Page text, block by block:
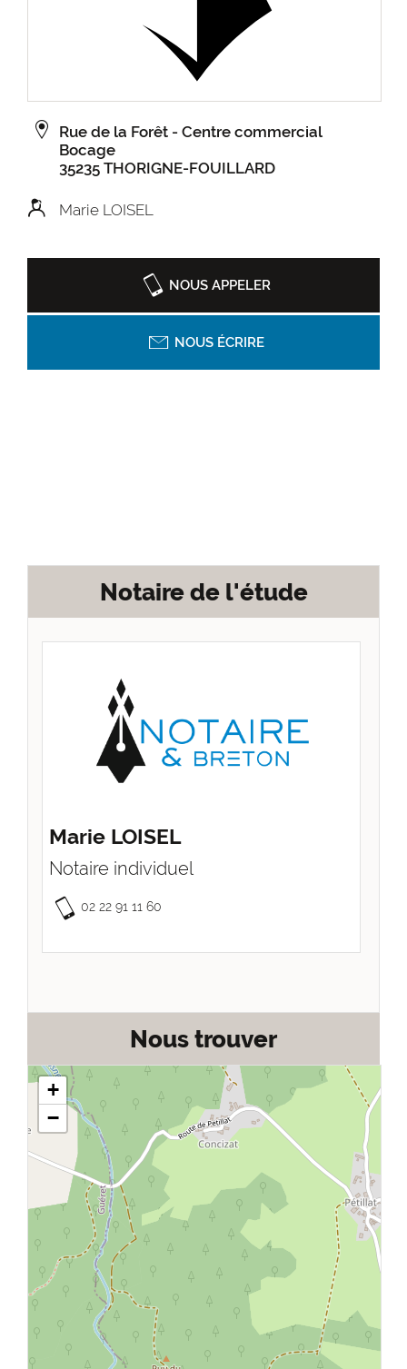
Rue de la Forêt - Centre commercial
Bocage
35235 THORIGNE-FOUILLARD
Marie LOISEL
NOUS APPELER
NOUS ÉCRIRE
Notaire de l'étude
Marie LOISEL
Notaire individuel
02 22 91 11 60
Nous trouver
+
−